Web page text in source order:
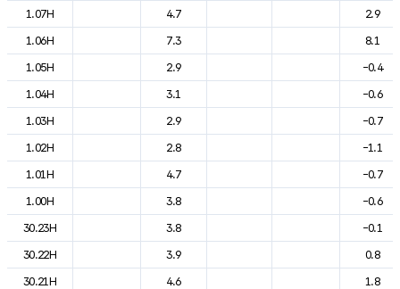
1.07H
4.7
2.9
1.06H
7.3
8.1
1.05H
2.9
-0.4
1.04H
3.1
-0.6
1.03H
2.9
-0.7
1.02H
2.8
-1.1
1.01H
4.7
-0.7
1.00H
3.8
-0.6
30.23H
3.8
-0.1
30.22H
3.9
0.8
30.21H
4.6
1.8